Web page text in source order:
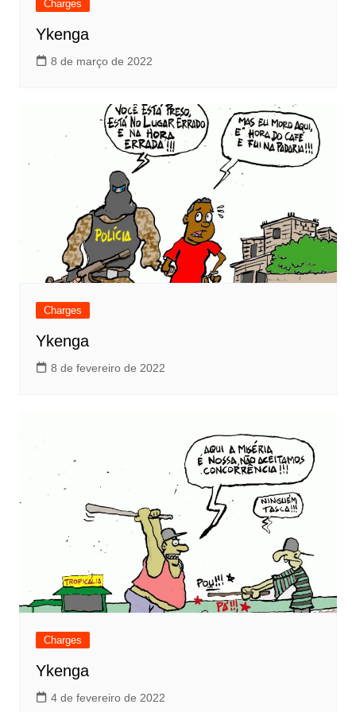
Charges
Ykenga
8 de março de 2022
Charges
Ykenga
8 de fevereiro de 2022
Charges
Ykenga
4 de fevereiro de 2022